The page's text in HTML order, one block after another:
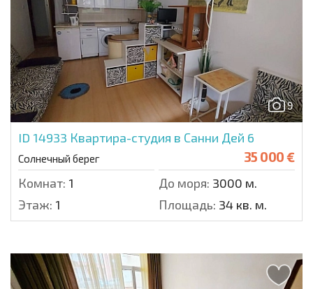
9
ID 14933 Квартира-студия в Санни Дей 6
Солнечный берег 35 000 €
Комнат: 1 До моря: 3000 м.
Этаж: 1 Площадь: 34 кв. м.